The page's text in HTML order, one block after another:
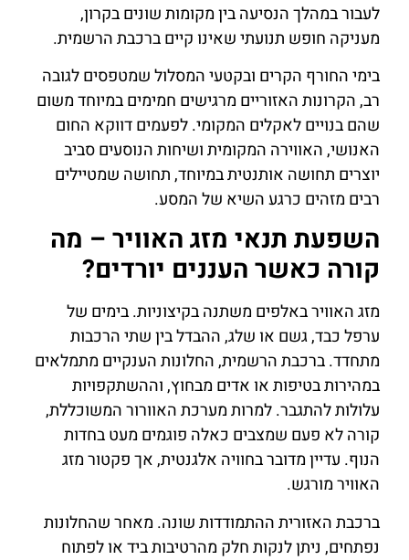
לעבור במהלך הנסיעה בין מקומות שונים בקרון,
מעניקה חופש תנועתי שאינו קיים ברכבת הרשמית.
בימי החורף הקרים ובקטעי המסלול שמטפסים לגובה
רב, הקרונות האזוריים מרגישים חמימים במיוחד משום
שהם בנויים לאקלים המקומי. לפעמים דווקא החום
האנושי, האווירה המקומית ושיחות הנוסעים סביב
יוצרים תחושה אותנטית במיוחד, תחושה שמטיילים
רבים מזהים כרגע השיא של המסע.
השפעת תנאי מזג האוויר – מה
קורה כאשר העננים יורדים?
מזג האוויר באלפים משתנה בקיצוניות. בימים של
ערפל כבד, גשם או שלג, ההבדל בין שתי הרכבות
מתחדד. ברכבת הרשמית, החלונות הענקיים מתמלאים
במהירות בטיפות או אדים מבחוץ, וההשתקפויות
עלולות להתגבר. למרות מערכת האוורור המשוכללת,
קורה לא פעם שמצבים כאלה פוגמים מעט בחדות
הנוף. עדיין מדובר בחוויה אלגנטית, אך פקטור מזג
האוויר מורגש.
ברכבת האזורית ההתמודדות שונה. מאחר שהחלונות
נפתחים, ניתן לנקות חלק מהרטיבות ביד או לפתוח